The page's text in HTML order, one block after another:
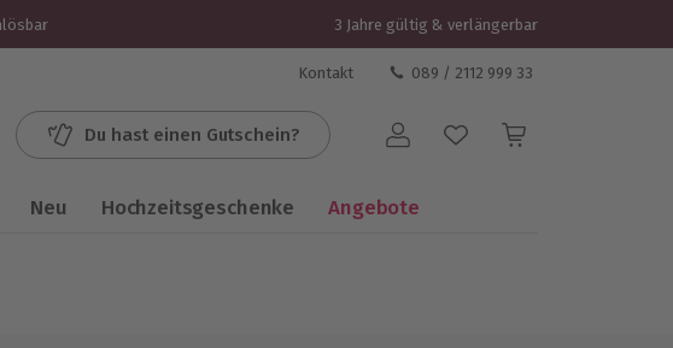
3 Jahre gültig & verlängerbar
Kontakt 089 / 2112 999 33
Du hast einen Gutschein? Benutzerkonto
Neu Hochzeitsgeschenke Angebote